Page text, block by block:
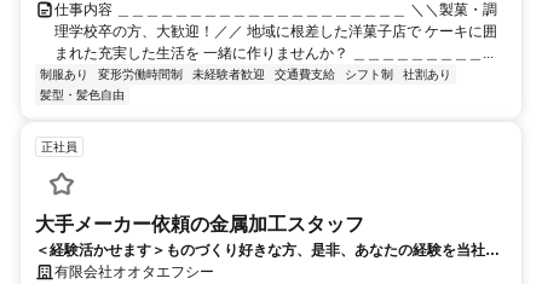
仕事内容 ＿＿＿＿＿＿＿＿＿＿＿＿＿＿＿＿＿＿＿＿ ＼＼製菓・調
理学校卒の方、大歓迎！／／ 地域に根差した洋菓子店で ケーキに囲
まれた充実した生活を 一緒に作りませんか？ ＿＿＿＿＿＿＿＿＿...
制服あり 変形労働時間制 未経験者歓迎 交通費支給 シフト制
社割あり
髪型・髪色自由
正社員
大手メーカー依頼の金属加工スタッフ
＜経験活かせます＞ものづくり好きな方、是非、あなたの経験を当社で
活かしてみませんか？年1～4か月分賞与あり／週休2日／製造スタッフ
有限会社オオタエフシー